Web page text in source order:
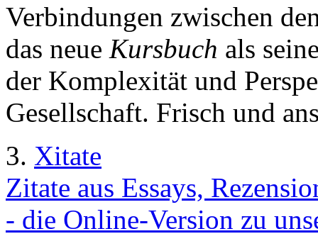
Verbindungen zwischen
das neue Kursbuch als
der Komplexität und
Gesellschaft. Frisch und
3. Xitate
Zitate aus Essays,
- die Online-Version zu